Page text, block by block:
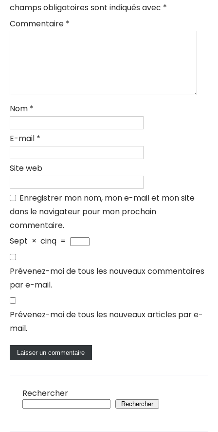
champs obligatoires sont indiqués avec *
Commentaire *
Nom *
E-mail *
Site web
Enregistrer mon nom, mon e-mail et mon site
dans le navigateur pour mon prochain
commentaire.
Sept × cinq =
Prévenez-moi de tous les nouveaux commentaires
par e-mail.
Prévenez-moi de tous les nouveaux articles par e-
mail.
Rechercher
Rechercher